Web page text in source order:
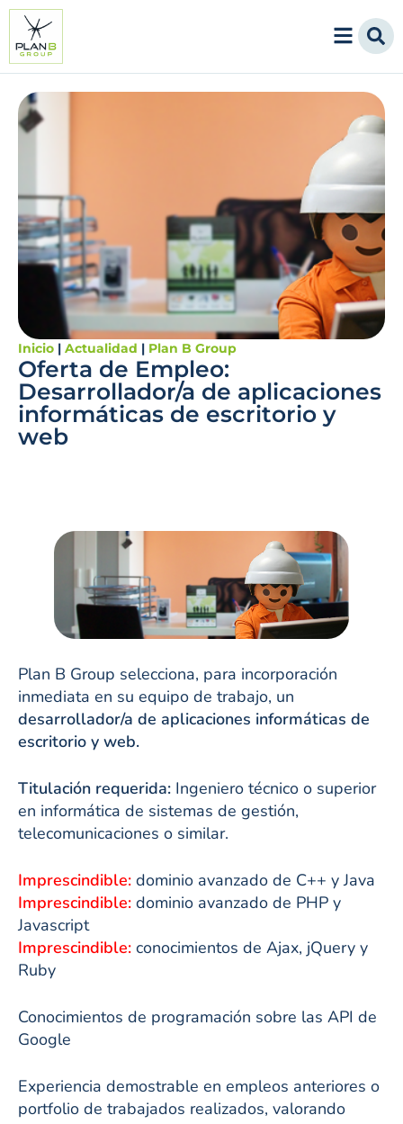
Inicio | Actualidad | Plan B Group
Oferta de Empleo:
Desarrollador/a de aplicaciones
informáticas de escritorio y
web
Plan B Group selecciona, para incorporación
inmediata en su equipo de trabajo, un
desarrollador/a de aplicaciones informáticas de
escritorio y web.
Titulación requerida: Ingeniero técnico o superior
en informática de sistemas de gestión,
telecomunicaciones o similar.
Imprescindible: dominio avanzado de C++ y Java
Imprescindible: dominio avanzado de PHP y
Javascript
Imprescindible: conocimientos de Ajax, jQuery y
Ruby
Conocimientos de programación sobre las API de
Google
Experiencia demostrable en empleos anteriores o
portfolio de trabajados realizados, valorando